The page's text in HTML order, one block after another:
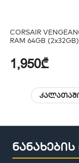
CORSAIR
RAM 64GB (2x32GB)
1,950₾